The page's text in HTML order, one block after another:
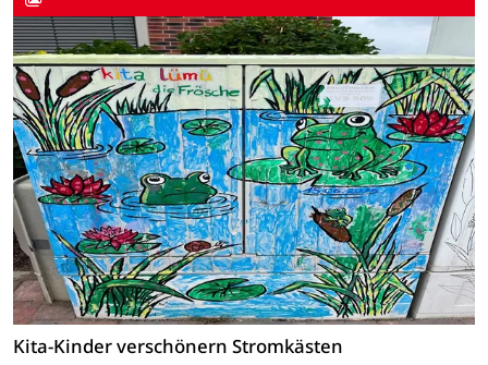
Kita-Kinder verschönern Stromkästen